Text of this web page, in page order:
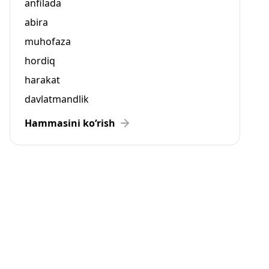
anfilada
abira
muhofaza
hordiq
harakat
davlatmandlik
Hammasini ko‘rish